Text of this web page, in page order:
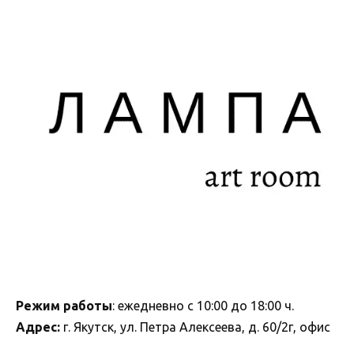
Режим работы: ежедневно с 10:00 до 18:00 ч.
Адрес: г. Якутск, ул. Петра Алексеева, д. 60/2г, офис